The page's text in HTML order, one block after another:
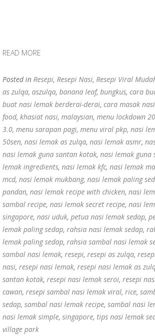
READ MORE
Posted in Resepi, Resepi Nasi, Resepi Viral
as zulqa, aszulqa, banana leaf, bungkus, cara
buat nasi lemak berderai-derai, cara masak
food, khasiat nasi, malaysian, menu lockdown
3.0, menu sarapan pagi, menu viral pkp, nasi
50sen, nasi lemak as zulqa, nasi lemak asmr,
nasi lemak guna santan kotak, nasi lemak guna
lemak ingredients, nasi lemak kfc, nasi lemak
mcd, nasi lemak mukbang, nasi lemak paling
pandan, nasi lemak recipe with chicken, nasi
sambal recipe, nasi lemak secret recipe, nasi
singapore, nasi uduk, petua nasi lemak sedap,
lemak paling sedap, rahsia nasi lemak sedap,
lemak paling sedap, rahsia sambal nasi lemak
sambal nasi lemak, resepi, resepi as zulqa,
nasi, resepi nasi lemak, resepi nasi lemak as
santan kotak, resepi nasi lemak seroi, resepi
cawan, resepi sambal nasi lemak viral, rice,
sedap, sambal nasi lemak recipe, sambal nasi
nasi lemak simple, singapore, tips nasi lemak
village park